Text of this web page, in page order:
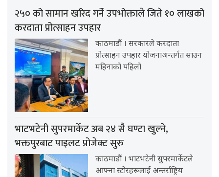
२५० को सामान खरिद गर्ने उपभोक्ताले जिते १० लाखको
करदाता प्रोत्साहन उपहार
काठमाडौं । सरकारले करदाता
प्रोत्साहन उपहार योजनाअन्तर्गत साउन
महिनाको पहिलो
भाटभटेनी सुपरमार्केट अब २४ सै घण्टा खुल्ने,
भक्तपुरबाट पाइलट प्रोजेक्ट सुरु
काठमाडौं । भाटभटेनी सुपरमार्केटले
आफ्ना स्टोरहरूलाई अन्तर्राष्ट्रिय